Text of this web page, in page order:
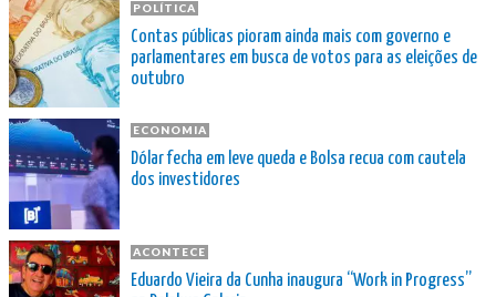
POLÍTICA
Contas públicas pioram ainda mais com governo e
parlamentares em busca de votos para as eleições de
outubro
ECONOMIA
Dólar fecha em leve queda e Bolsa recua com cautela
dos investidores
ACONTECE
Eduardo Vieira da Cunha inaugura “Work in Progress”